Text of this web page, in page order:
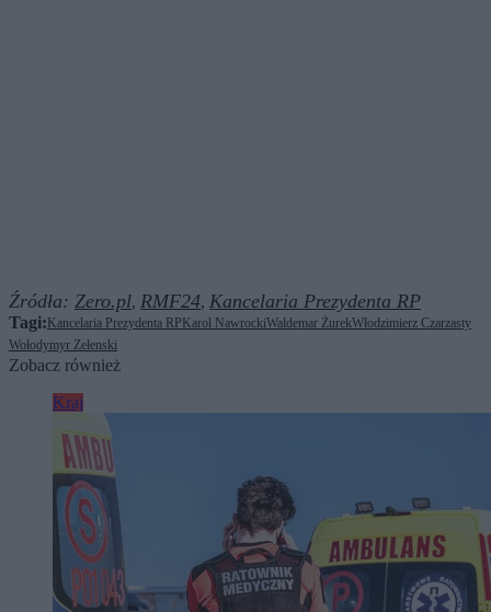
Źródła: Zero.pl, RMF24, Kancelaria Prezydenta RP
Tagi: Kancelaria Prezydenta RP Karol NawrockiWaldemar ŻurekWłodzimierz Czarzasty
Wołodymyr Zełenski
Zobacz również
Kraj